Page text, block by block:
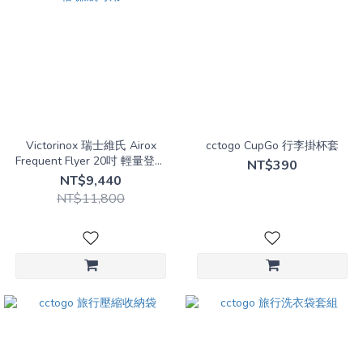
藍
尺
Victorinox 瑞士維氏 Airox
Frequent Flyer 20吋 輕量登機
行李箱 廉航可用
NT$9,440
NT$11,800
cctogo CupGo 行李掛杯套
NT$390